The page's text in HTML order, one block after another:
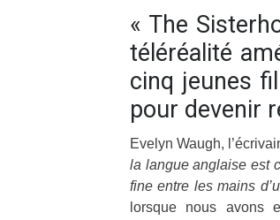
« The
téléréalité
cinq jeunes
pour devenir
Evelyn Waugh,
la langue anglaise est
fine entre les mains
lorsque nous avons